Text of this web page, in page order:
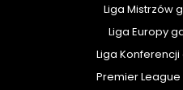
Liga Mistrzów
Liga Europy
Liga
Premier